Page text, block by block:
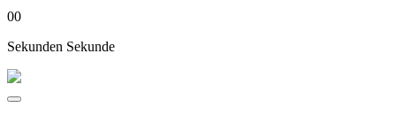
00
Sekunden Sekunde